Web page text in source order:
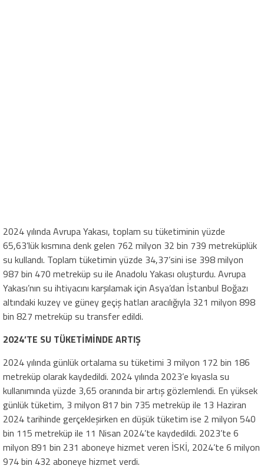
2024 yılında Avrupa Yakası, toplam su tüketiminin yüzde
65,63’lük kısmına denk gelen 762 milyon 32 bin 739 metreküplük
su kullandı. Toplam tüketimin yüzde 34,37’sini ise 398 milyon
987 bin 470 metreküp su ile Anadolu Yakası oluşturdu. Avrupa
Yakası’nın su ihtiyacını karşılamak için Asya’dan İstanbul Boğazı
altındaki kuzey ve güney geçiş hatları aracılığıyla 321 milyon 898
bin 827 metreküp su transfer edildi.
2024’TE SU TÜKETİMİNDE ARTIŞ
2024 yılında günlük ortalama su tüketimi 3 milyon 172 bin 186
metreküp olarak kaydedildi. 2024 yılında 2023’e kıyasla su
kullanımında yüzde 3,65 oranında bir artış gözlemlendi. En yüksek
günlük tüketim, 3 milyon 817 bin 735 metreküp ile 13 Haziran
2024 tarihinde gerçekleşirken en düşük tüketim ise 2 milyon 540
bin 115 metreküp ile 11 Nisan 2024’te kaydedildi. 2023’te 6
milyon 891 bin 231 aboneye hizmet veren İSKİ, 2024’te 6 milyon
974 bin 432 aboneye hizmet verdi.